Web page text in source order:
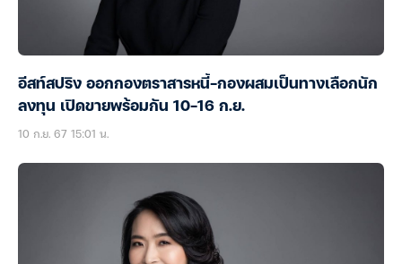
อีสท์สปริง ออกกองตราสารหนี้-กองผสมเป็นทางเลือกนัก
ลงทุน เปิดขายพร้อมกัน 10-16 ก.ย.
10 ก.ย. 67 15:01 น.